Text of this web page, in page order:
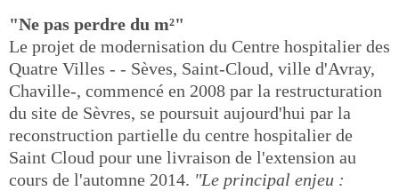
"Ne pas perdre du m²"
Le projet de modernisation du Centre hospitalier des
Quatre Villes - - Sèves, Saint-Cloud, ville d'Avray,
Chaville-, commencé en 2008 par la restructuration
du site de Sèvres, se poursuit aujourd'hui par la
reconstruction partielle du centre hospitalier de
Saint Cloud pour une livraison de l'extension au
cours de l'automne 2014. "Le principal enjeu :